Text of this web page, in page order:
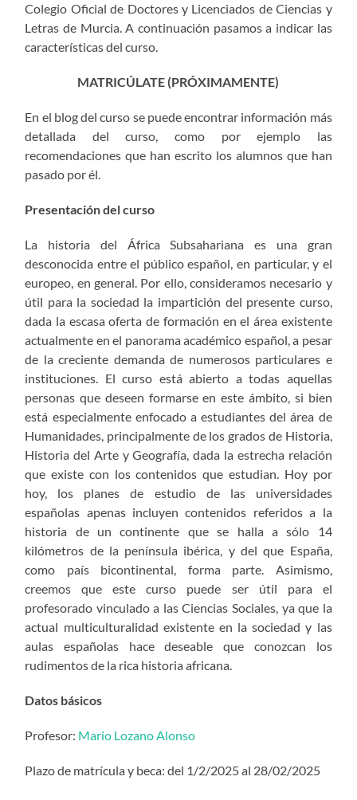
Colegio Oficial de Doctores y Licenciados de Ciencias y
Letras de Murcia. A continuación pasamos a indicar las
características del curso.
MATRICÚLATE (PRÓXIMAMENTE)
En el blog del curso se puede encontrar información más
detallada del curso, como por ejemplo las
recomendaciones que han escrito los alumnos que han
pasado por él.
Presentación del curso
La historia del África Subsahariana es una gran
desconocida entre el público español, en particular, y el
europeo, en general. Por ello, consideramos necesario y
útil para la sociedad la impartición del presente curso,
dada la escasa oferta de formación en el área existente
actualmente en el panorama académico español, a pesar
de la creciente demanda de numerosos particulares e
instituciones. El curso está abierto a todas aquellas
personas que deseen formarse en este ámbito, si bien
está especialmente enfocado a estudiantes del área de
Humanidades, principalmente de los grados de Historia,
Historia del Arte y Geografía, dada la estrecha relación
que existe con los contenidos que estudian. Hoy por
hoy, los planes de estudio de las universidades
españolas apenas incluyen contenidos referidos a la
historia de un continente que se halla a sólo 14
kilómetros de la península ibérica, y del que España,
como país bicontinental, forma parte. Asimismo,
creemos que este curso puede ser útil para el
profesorado vinculado a las Ciencias Sociales, ya que la
actual multiculturalidad existente en la sociedad y las
aulas españolas hace deseable que conozcan los
rudimentos de la rica historia africana.
Datos básicos
Profesor: Mario Lozano Alonso
Plazo de matrícula y beca: del 1/2/2025 al 28/02/2025